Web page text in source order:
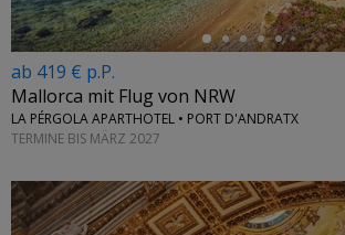
ab 419 € p.P.
Mallorca mit Flug von NRW
LA PÉRGOLA APARTHOTEL • PORT D'ANDRATX
TERMINE BIS MÄRZ 2027